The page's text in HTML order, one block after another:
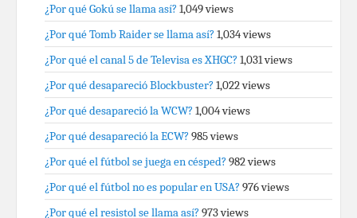
¿Por qué Gokú se llama así? 1,049 views
¿Por qué Tomb Raider se llama así? 1,034 views
¿Por qué el canal 5 de Televisa es XHGC? 1,031 views
¿Por qué desapareció Blockbuster? 1,022 views
¿Por qué desapareció la WCW? 1,004 views
¿Por qué desapareció la ECW? 985 views
¿Por qué el fútbol se juega en césped? 982 views
¿Por qué el fútbol no es popular en USA? 976 views
¿Por qué el resistol se llama así? 973 views